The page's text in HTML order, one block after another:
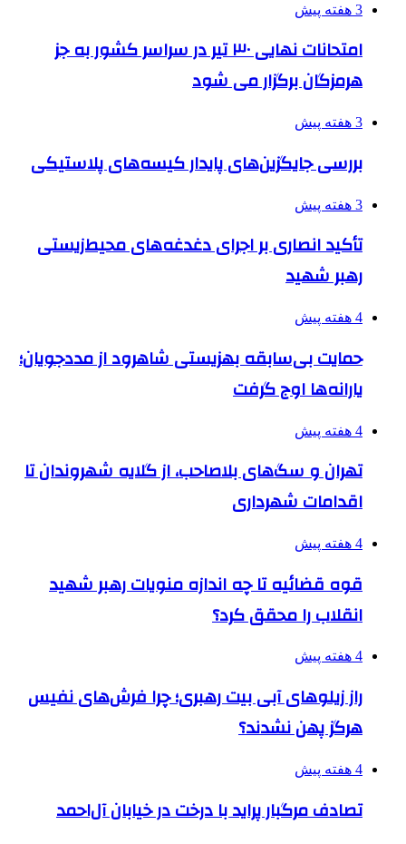
3 هفته پیش
امتحانات نهایی ۳۰ تیر در سراسر کشور به جز
هرمزگان برگزار می شود
3 هفته پیش
بررسی جایگزین‌های پایدار کیسه‌های پلاستیکی
3 هفته پیش
تأکید انصاری بر اجرای دغدغه‌های محیط‌زیستی
رهبر شهید
4 هفته پیش
حمایت بی‌سابقه بهزیستی شاهرود از مددجویان؛
یارانه‌ها اوج گرفت
4 هفته پیش
تهران و سگ‌های بلاصاحب، از گلایه شهروندان تا
اقدامات شهرداری
4 هفته پیش
قوه قضائیه تا چه اندازه منویات رهبر شهید
انقلاب را محقق کرد؟
4 هفته پیش
راز زیلوهای آبی بیت رهبری؛ چرا فرش‌های نفیس
هرگز پهن نشدند؟
4 هفته پیش
تصادف مرگبار پراید با درخت در خیابان آل‌احمد